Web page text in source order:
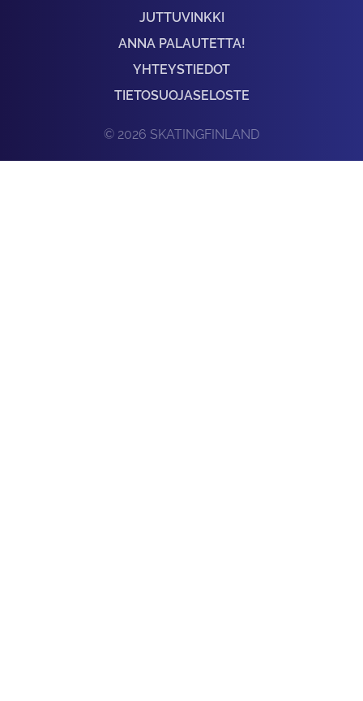
JUTTUVINKKI
ANNA PALAUTETTA!
YHTEYSTIEDOT
TIETOSUOJASELOSTE
© 2026 SKATINGFINLAND